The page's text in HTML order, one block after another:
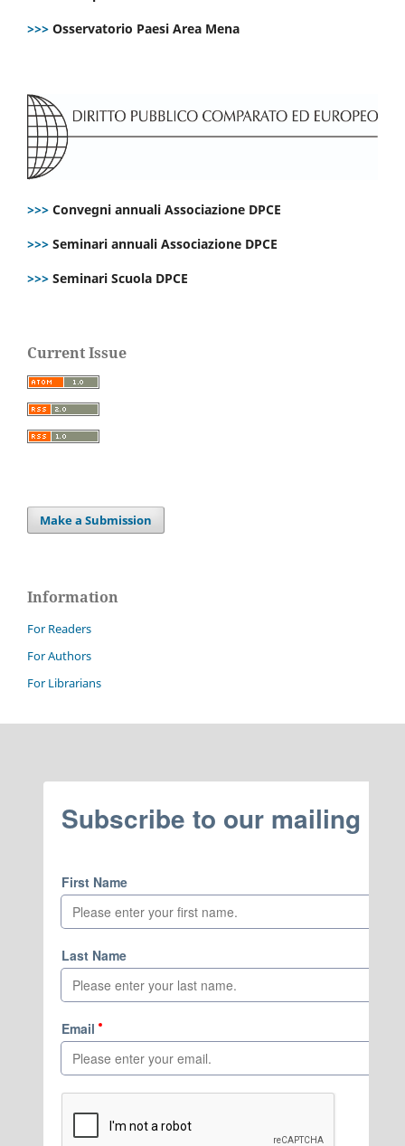
>>> Osservatorio Paesi Area Mena
>>> Convegni annuali Associazione DPCE
>>> Seminari annuali Associazione DPCE
>>> Seminari Scuola DPCE
Current Issue
Make a Submission
Information
For Readers
For Authors
For Librarians